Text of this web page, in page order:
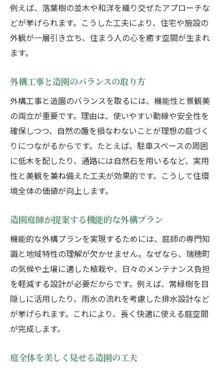
例えば、落葉樹の並木や和洋を織り交ぜたアプローチな
どが挙げられます。こうした工夫により、住宅や施設の
外観が一層引き立ち、住まう人の心を癒す空間が生まれ
ます。
外構工事と造園のバランスの取り方
外構工事と造園のバランスを取るには、機能性と景観美
の両立が重要です。理由は、使いやすい動線や安全性を
確保しつつ、自然の趣を損なわないことが理想の庭づく
りにつながるからです。たとえば、駐車スペースの周囲
に低木を配したり、通路には自然石を用いるなど、実用
性と美観を兼ね備えた工夫が効果的です。こうして住環
境全体の価値が向上します。
造園庭師が提案する機能的な外構プラン
機能的な外構プランを実現するためには、庭師の専門知
識と地域特性の理解が欠かせません。なぜなら、瑞穂町
の気候や土壌に適した植栽や、日々のメンテナンス負担
を軽減する設計が必要だからです。例えば、常緑樹を目
隠しに活用したり、雨水の流れを考慮した排水設計など
が挙げられます。これにより、長く快適に使える庭空間
が完成します。
庭全体を美しく見せる造園の工夫